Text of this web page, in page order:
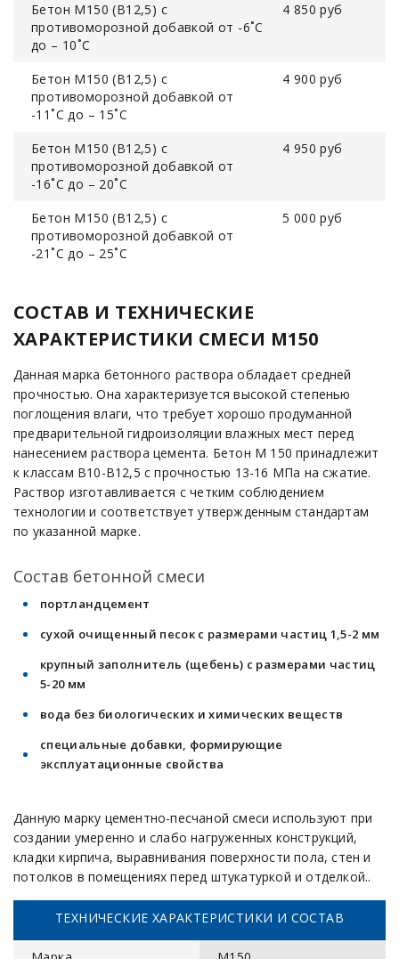
Бетон М150 (В12,5) с
противоморозной добавкой от -6˚С
до – 10˚С
4 850 руб
Бетон М150 (В12,5) с
противоморозной добавкой от
-11˚С до – 15˚С
4 900 руб
Бетон М150 (В12,5) с
противоморозной добавкой от
-16˚С до – 20˚С
4 950 руб
Бетон М150 (В12,5) с
противоморозной добавкой от
-21˚С до – 25˚С
5 000 руб
СОСТАВ И ТЕХНИЧЕСКИЕ
ХАРАКТЕРИСТИКИ СМЕСИ М150
Данная марка бетонного раствора обладает средней
прочностью. Она характеризуется высокой степенью
поглощения влаги, что требует хорошо продуманной
предварительной гидроизоляции влажных мест перед
нанесением раствора цемента. Бетон М 150 принадлежит
к классам B10-B12,5 c прочностью 13-16 МПа на сжатие.
Раствор изготавливается с четким соблюдением
технологии и соответствует утвержденным стандартам
по указанной марке.
Состав бетонной смеси
портландцемент
сухой очищенный песок с размерами частиц 1,5-2 мм
крупный заполнитель (щебень) с размерами частиц
5-20 мм
вода без биологических и химических веществ
специальные добавки, формирующие
эксплуатационные свойства
Данную марку цементно-песчаной смеси используют при
создании умеренно и слабо нагруженных конструкций,
кладки кирпича, выравнивания поверхности пола, стен и
потолков в помещениях перед штукатуркой и отделкой..
ТЕХНИЧЕСКИЕ ХАРАКТЕРИСТИКИ И СОСТАВ